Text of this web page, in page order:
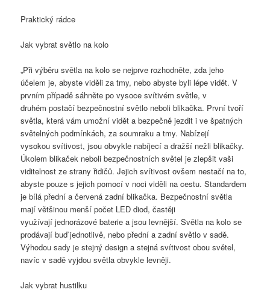
Praktický rádce
Jak vybrat světlo na kolo
„Při výběru světla na kolo se nejprve rozhodněte, zda jeho
účelem je, abyste viděli za tmy, nebo abyste byli lépe vidět. V
prvním případě sáhněte po vysoce svítivém světle, v
druhém postačí bezpečnostní světlo neboli blikačka. První tvoří
světla, která vám umožní vidět a bezpečně jezdit i ve špatných
světelných podmínkách, za soumraku a tmy. Nabízejí
vysokou svítivost, jsou obvykle nabíjecí a dražší nežli blikačky.
Úkolem blikaček neboli bezpečnostních světel je zlepšit vaši
viditelnost ze strany řidičů. Jejich svítivost ovšem nestačí na to,
abyste pouze s jejich pomocí v noci viděli na cestu. Standardem
je bílá přední a červená zadní blikačka. Bezpečnostní světla
mají většinou menší počet LED diod, častěji
využívají jednorázové baterie a jsou levnější. Světla na kolo se
prodávají buď jednotlivě, nebo přední a zadní světlo v sadě.
Výhodou sady je stejný design a stejná svítivost obou světel,
navíc v sadě vyjdou světla obvykle levněji.
Jak vybrat hustilku